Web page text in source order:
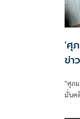
'ศุ
ข่า
"ศุภ
มั่นค